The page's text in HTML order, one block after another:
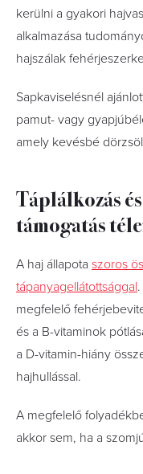
kerülni a gyakori
alkalmazása
hajszálak
Sapkaviselésnél
pamut- vagy
amely kevésbé
Táplálkozás
támogatás
A haj állapota szoros
tápanyagellátottsággal
megfelelő
és a B-vitaminok
a D-vitamin-hiány
hajhullással.
A megfelelő
akkor sem, ha a